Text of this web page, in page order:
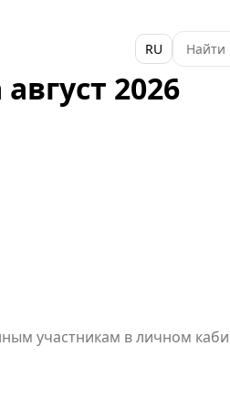
RU
2026
участникам в личном
со
нескольких